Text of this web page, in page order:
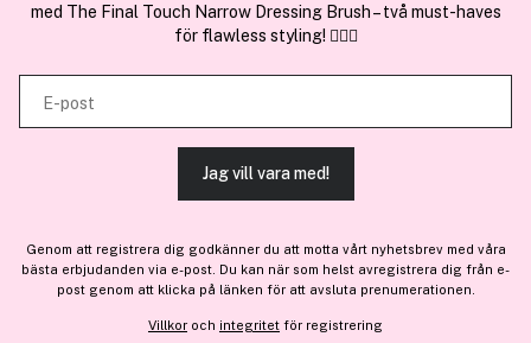
och analysföretag som vi samarbetar med. Dessa kan i sin tur
kombinera informationen med annan information som du har
tillhandahållit eller som de har samlat in när du har använt deras
tjänster.
TILLÅT ALLA COOKIES
VISA DETALJER
En del avBrandsdal Group AS
med The Final Touch Narrow Dressing Brush – två must-haves
för flawless styling! 💇‍♀️✨
E-post
Jag vill vara med!
Genom att registrera dig godkänner du att motta vårt nyhetsbrev med våra
bästa erbjudanden via e-post. Du kan när som helst avregistrera dig från e-
post genom att klicka på länken för att avsluta prenumerationen.
Villkor och integritet för registrering